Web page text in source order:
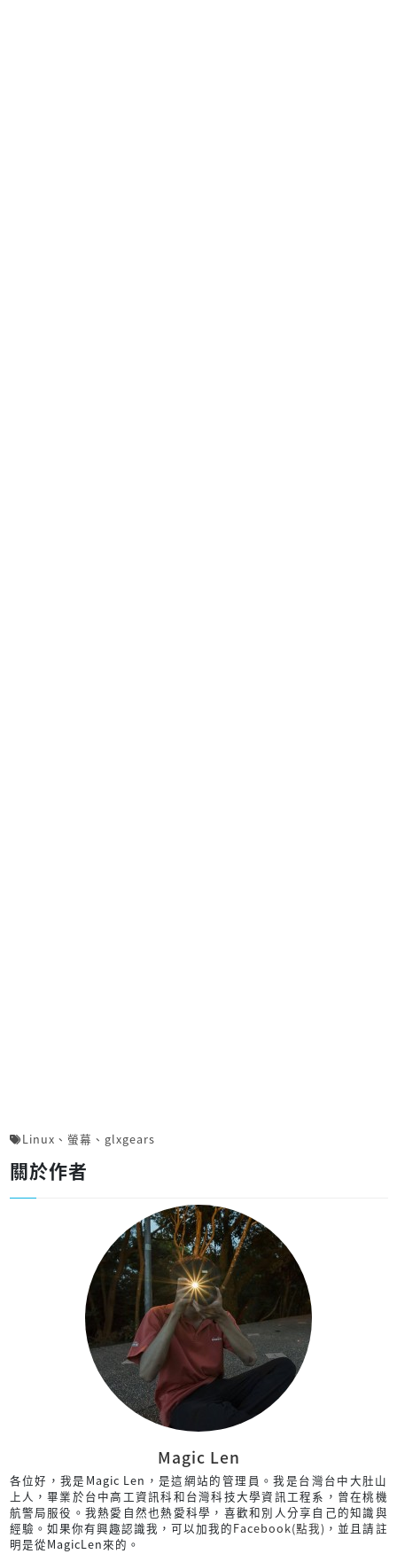
Linux 、 螢幕 、 glxgears
關於作者
Magic Len
各位好，我是Magic Len，是這網站的管理員。我是台灣台中大肚山
上人，畢業於台中高工資訊科和台灣科技大學資訊工程系，曾在桃機
航警局服役。我熱愛自然也熱愛科學，喜歡和別人分享自己的知識與
經驗。如果你有興趣認識我，可以加我的Facebook(點我) ，並且請註
明是從MagicLen來的。